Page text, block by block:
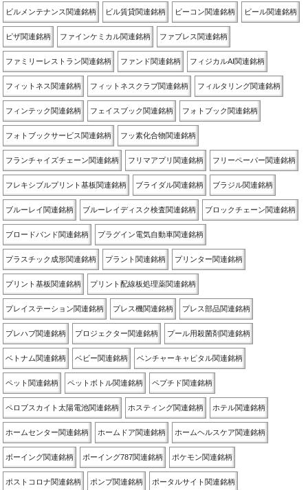
ビルメンテナンス関連銘柄 ビル賃貸関連銘柄 ビーコン関連銘柄 ビール関連銘柄
ピザ関連銘柄 ファインケミカル関連銘柄 ファブレス関連銘柄
ファミリーレストラン関連銘柄 ファンド関連銘柄 フィジカルAI関連銘柄
フィットネス関連銘柄 フィットネスクラブ関連銘柄 フィルタリング関連銘柄
フィンテック関連銘柄 フェイスブック関連銘柄 フォトブック関連銘柄
フォトブックサービス関連銘柄 フッ素化合物関連銘柄
フランチャイズチェーン関連銘柄 フリマアプリ関連銘柄 フリーペーパー関連銘柄
フレキシブルプリント基板関連銘柄 ブライダル関連銘柄 ブラジル関連銘柄
ブルーレイ関連銘柄 ブルーレイディスク検査関連銘柄 ブロックチェーン関連銘柄
ブロードバンド関連銘柄 プラグイン電気自動車関連銘柄
プラスチック成形関連銘柄 プラント関連銘柄 プリンター関連銘柄
プリント基板関連銘柄 プリント配線板処理薬関連銘柄
プレイステーション関連銘柄 プレス機関連銘柄 プレス部品関連銘柄
プレハブ関連銘柄 プロジェクター関連銘柄 プール用殺菌剤関連銘柄
ベトナム関連銘柄 ベビー関連銘柄 ベンチャーキャピタル関連銘柄
ペット関連銘柄 ペットボトル関連銘柄 ペプチド関連銘柄
ペロブスカイト太陽電池関連銘柄 ホスティング関連銘柄 ホテル関連銘柄
ホームセンター関連銘柄 ホームドア関連銘柄 ホームヘルスケア関連銘柄
ボーイング関連銘柄 ボーイング787関連銘柄 ポケモン関連銘柄
ポストコロナ関連銘柄 ポンプ関連銘柄 ポータルサイト関連銘柄